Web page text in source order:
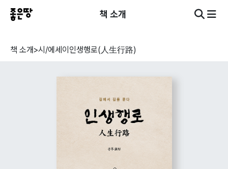
책 소개
책 소개>시/에세이 인생행로(人生行路)